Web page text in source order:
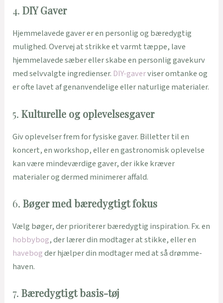
4.DIY Gaver
Hjemmelavede gaver er en personlig og bæredygtig
mulighed. Overvej at strikke et varmt tæppe, lave
hjemmelavede sæber eller skabe en personlig gavekurv
med selvvalgte ingredienser. DIY-gaverviser omtanke og
er ofte lavet af genanvendelige eller naturlige materialer.
5.Kulturelle og oplevelsesgaver
Giv oplevelser frem for fysiske gaver. Billetter til en
koncert, en workshop, eller en gastronomisk oplevelse
kan være mindeværdige gaver, der ikke kræver
materialer og dermed minimerer affald.
6.Bøger med bæredygtigt fokus
Vælg bøger, der prioriterer bæredygtig inspiration. Fx. en
hobbybog, der lærer din modtager at stikke, eller en
havebogder hjælper din modtager med at så drømme-
haven.
7.Bæredygtigt basis-tøj